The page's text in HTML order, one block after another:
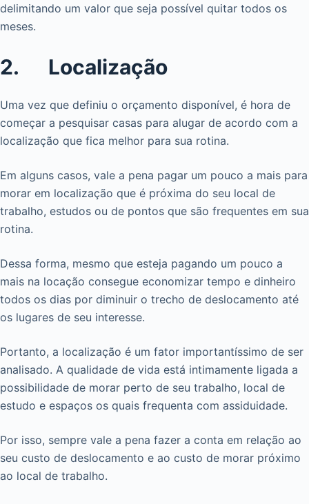
delimitando um valor que seja possível quitar todos os
meses.
2. Localização
Uma vez que definiu o orçamento disponível, é hora de
começar a pesquisar casas para alugar de acordo com a
localização que fica melhor para sua rotina.
Em alguns casos, vale a pena pagar um pouco a mais para
morar em localização que é próxima do seu local de
trabalho, estudos ou de pontos que são frequentes em sua
rotina.
Dessa forma, mesmo que esteja pagando um pouco a
mais na locação consegue economizar tempo e dinheiro
todos os dias por diminuir o trecho de deslocamento até
os lugares de seu interesse.
Portanto, a localização é um fator importantíssimo de ser
analisado. A qualidade de vida está intimamente ligada a
possibilidade de morar perto de seu trabalho, local de
estudo e espaços os quais frequenta com assiduidade.
Por isso, sempre vale a pena fazer a conta em relação ao
seu custo de deslocamento e ao custo de morar próximo
ao local de trabalho.